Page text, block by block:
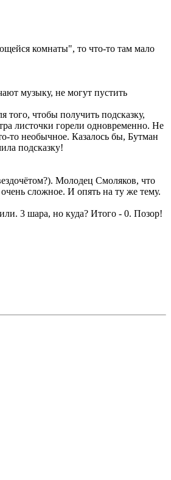
комнаты", то что-то там мало
музыку, не могут пустить
того, чтобы получить подсказку,
листочки горели одновременно. Не
то необычное. Казалось бы, Бутман
подсказку!
Молодец Смоляков, что
сложное. И опять на ту же тему.
3 шара, но куда? Итого - 0. Позор!